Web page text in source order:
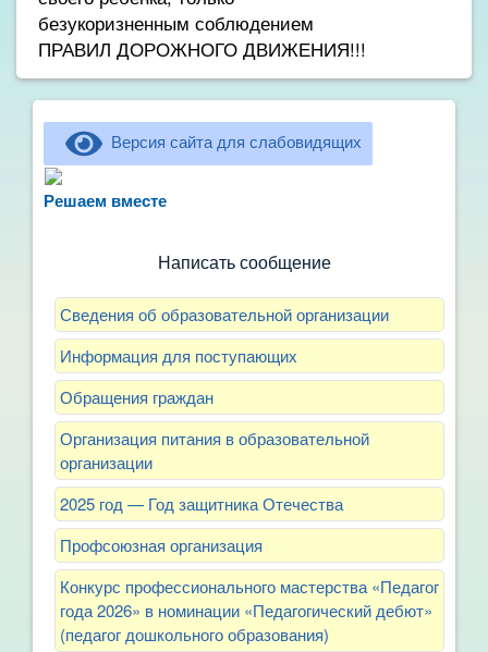
безукоризненным соблюдением
ПРАВИЛ ДОРОЖНОГО ДВИЖЕНИЯ!!!
Версия сайта для слабовидящих
Решаем вместерассказать о воспитателях? Знаете, как
Написать сообщение
Сведения об образовательной организации
Информация для поступающих
Обращения граждан
Организация питания в образовательной
организации
2025 год — Год защитника Отечества
Профсоюзная организация
Конкурс профессионального мастерства «Педагог
года 2026» в номинации «Педагогический дебют»
(педагог дошкольного образования)